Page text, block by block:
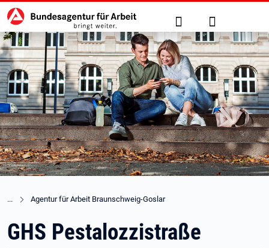
zu den Hauptinhalten springen
Hauptnavigation Suche Anmelden
Agentur für Arbeit Braunschweig-Goslar
GHS Pestalozzistraße